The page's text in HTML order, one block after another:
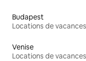
Budapest
Locations de vacances
Venise
Locations de vacances